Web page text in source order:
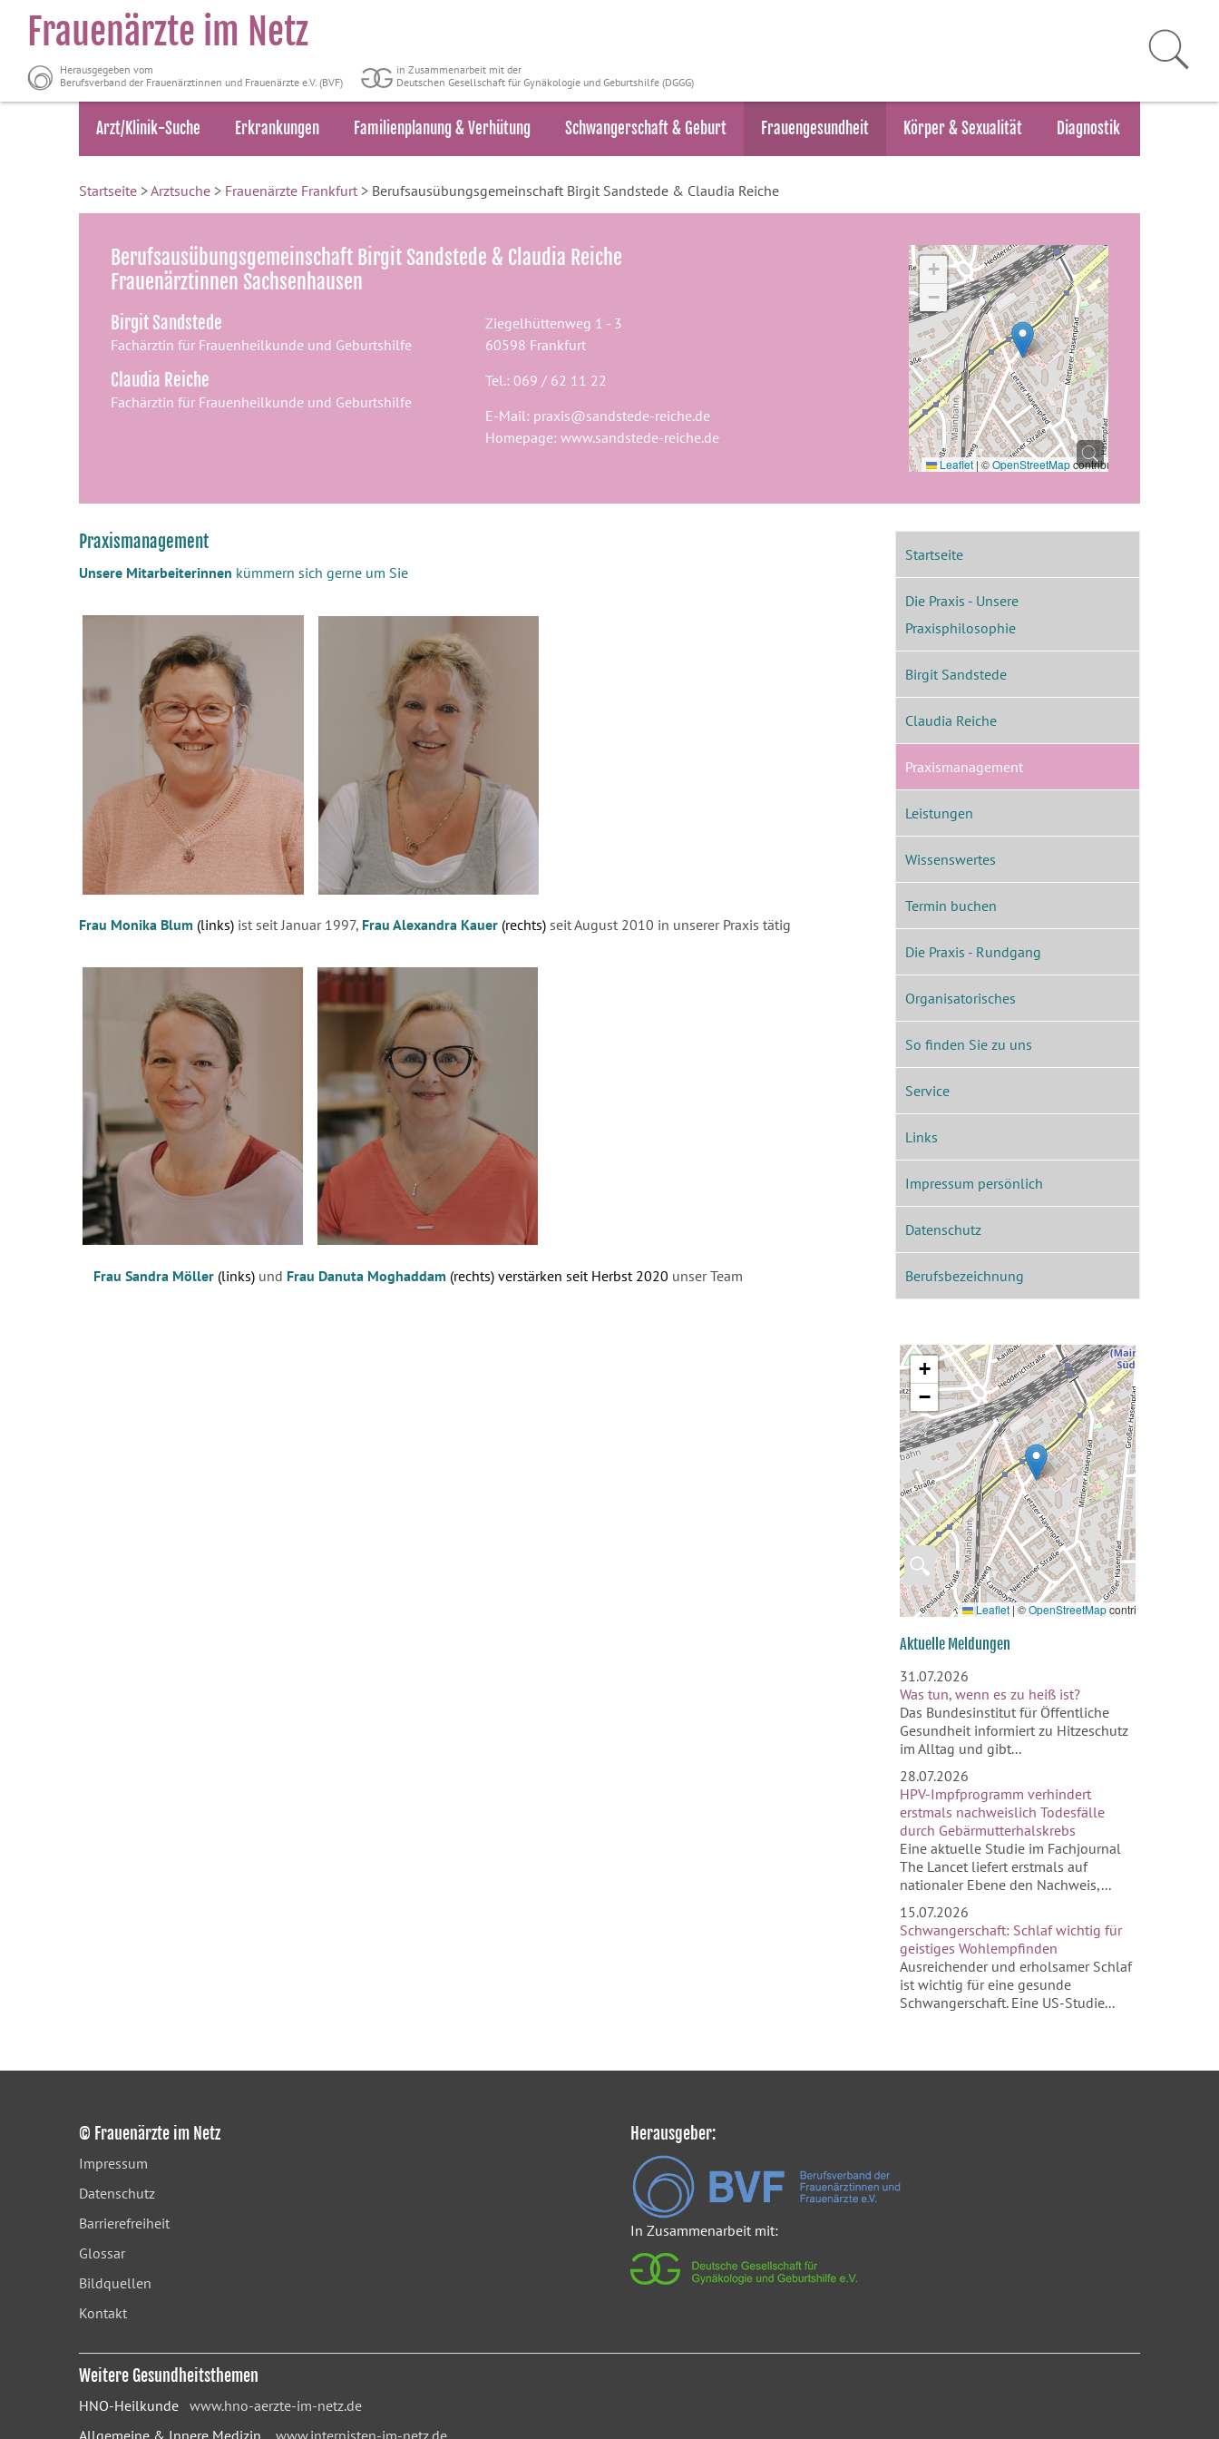
Frauenärzte im Netz
Herausgegeben vom
Berufsverband der Frauenärztinnen und Frauenärzte e.V. (BVF)
in Zusammenarbeit mit der
Deutschen Gesellschaft für Gynäkologie und Geburtshilfe (DGGG)
Arzt/Klinik-Suche Erkrankungen Familienplanung & Verhütung Schwangerschaft & Geburt Frauengesundheit Körper & Sexualität Diagnostik
Startseite >Arztsuche > Frauenärzte Frankfurt > Berufsausübungsgemeinschaft Birgit Sandstede & Claudia Reiche
Berufsausübungsgemeinschaft Birgit Sandstede & Claudia Reiche
Frauenärztinnen Sachsenhausen
Birgit Sandstede
Fachärztin für Frauenheilkunde und Geburtshilfe
Claudia Reiche
Fachärztin für Frauenheilkunde und Geburtshilfe
Ziegelhüttenweg 1 - 3
60598 Frankfurt
Tel.: 069 / 62 11 22
E-Mail: praxis@sandstede-reiche.de
Homepage: www.sandstede-reiche.de
+
−
Leaflet|©OpenStreetMapcontributors
Praxismanagement
Unsere Mitarbeiterinnen kümmern sich gerne um Sie
Frau Monika Blum (links) ist seit Januar 1997, Frau Alexandra Kauer (rechts) seit August 2010 in unserer Praxis tätig
Frau Sandra Möller (links) und Frau Danuta Moghaddam (rechts) verstärken seit Herbst 2020 unser Team
Startseite
Die Praxis - Unsere
Praxisphilosophie
Birgit Sandstede
Claudia Reiche
Praxismanagement
Leistungen
Wissenswertes
Termin buchen
Die Praxis - Rundgang
Organisatorisches
So finden Sie zu uns
Service
Links
Impressum persönlich
Datenschutz
Berufsbezeichnung
🔍
+
−
Leaflet |©OpenStreetMapcontributors
Aktuelle Meldungen
31.07.2026
Was tun, wenn es zu heiß ist?
Das Bundesinstitut für Öffentliche
Gesundheit informiert zu Hitzeschutz
im Alltag und gibt...
28.07.2026
HPV-Impfprogramm verhindert
erstmals nachweislich Todesfälle
durch Gebärmutterhalskrebs
Eine aktuelle Studie im Fachjournal
The Lancet liefert erstmals auf
nationaler Ebene den Nachweis,...
15.07.2026
Schwangerschaft: Schlaf wichtig für
geistiges Wohlempfinden
Ausreichender und erholsamer Schlaf
ist wichtig für eine gesunde
Schwangerschaft. Eine US-Studie...
© Frauenärzte im Netz
Impressum
Datenschutz
Barrierefreiheit
Glossar
Bildquellen
Kontakt
Herausgeber:
In Zusammenarbeit mit:
Weitere Gesundheitsthemen
HNO-Heilkunde www.hno-aerzte-im-netz.de
Allgemeine & Innere Medizin www.internisten-im-netz.de